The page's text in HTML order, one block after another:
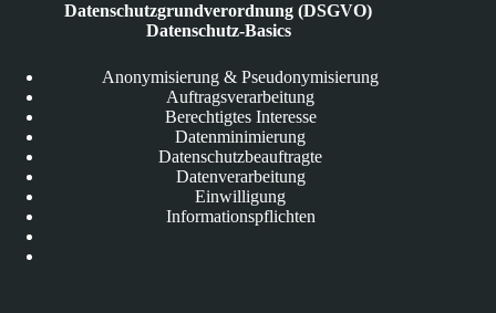
Datenschutzgrundverordnung (DSGVO)
Datenschutz-Basics
Anonymisierung & Pseudonymisierung
Auftragsverarbeitung
Berechtigtes Interesse
Datenminimierung
Datenschutzbeauftragte
Datenverarbeitung
Einwilligung
Informationspflichten